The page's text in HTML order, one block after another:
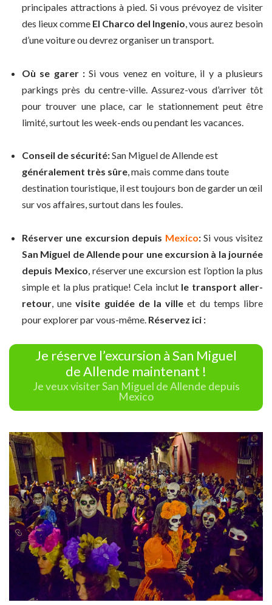
principales attractions à pied. Si vous prévoyez de visiter
des lieux comme El Charco del Ingenio, vous aurez besoin
d’une voiture ou devrez organiser un transport.
Où se garer :Si vous venez en voiture, il y a plusieurs
parkings près du centre-ville. Assurez-vous d’arriver tôt
pour trouver une place, car le stationnement peut être
limité, surtout les week-ends ou pendant les vacances.
Conseil de sécurité:San Miguel de Allende est
généralement très sûre, mais comme dans toute
destination touristique, il est toujours bon de garder un œil
sur vos affaires, surtout dans les foules.
Réserver une excursion depuis Mexico:Si vous visitez
San Miguel de Allende pour une excursion à la journée
depuis Mexico , réserver une excursion est l’option la plus
simple et la plus pratique! Cela inclut le transport aller-
retour , unevisite guidée de la ville et du temps libre
pour explorer par vous-même. Réservez ici :
Je réserve l’excursion à San Miguel
de Allende maintenant !
Je veux visiter San Miguel de Allende depuis
Mexico